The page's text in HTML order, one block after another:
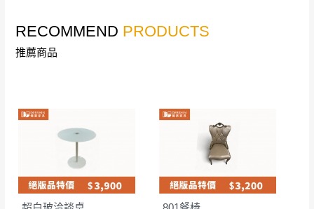
RECOMMEND PRODUCTS
推薦商品